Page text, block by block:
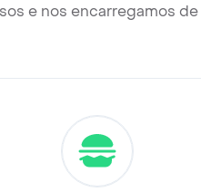
e nos encarregamos